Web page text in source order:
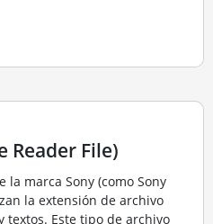
Reader File)
la marca Sony (como Sony
la extensión de archivo
textos. Este tipo de archivo